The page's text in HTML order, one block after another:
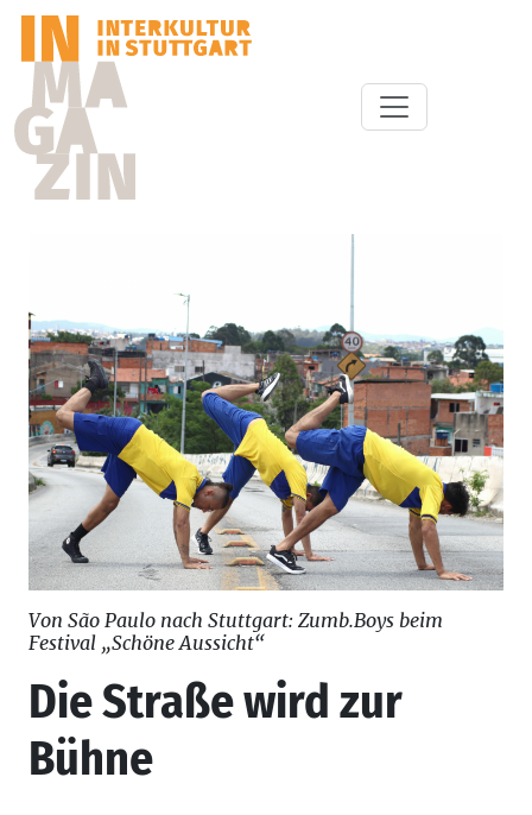
Von São Paulo nach Stuttgart: Zumb.Boys beim
Festival „Schöne Aussicht“
Die Straße wird zur
Bühne